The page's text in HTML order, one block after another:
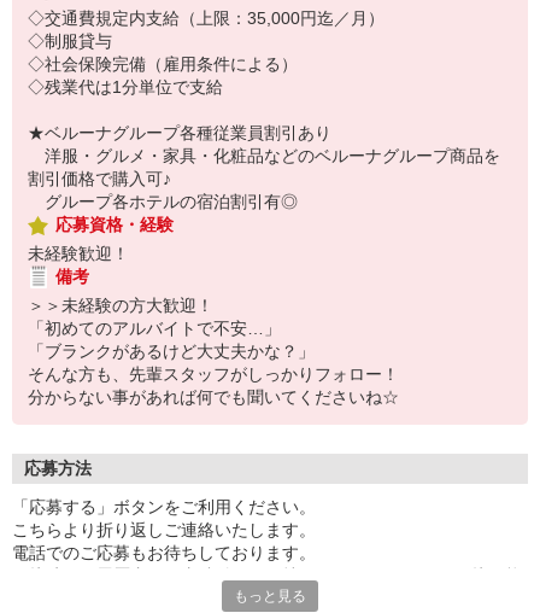
◇交通費規定内支給（上限：35,000円迄／月）
◇制服貸与
◇社会保険完備（雇用条件による）
◇残業代は1分単位で支給
★ベルーナグループ各種従業員割引あり
洋服・グルメ・家具・化粧品などのベルーナグループ商品を
割引価格で購入可♪
グループ各ホテルの宿泊割引有◎
応募資格・経験
未経験歓迎！
備考
＞＞未経験の方大歓迎！
「初めてのアルバイトで不安…」
「ブランクがあるけど大丈夫かな？」
そんな方も、先輩スタッフがしっかりフォロー！
分からない事があれば何でも聞いてくださいね☆
応募方法
「応募する」ボタンをご利用ください。
こちらより折り返しご連絡いたします。
電話でのご応募もお待ちしております。
もっと見る